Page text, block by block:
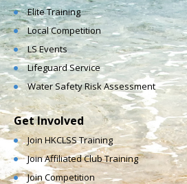
Elite Training
Local Competition
LS Events
Lifeguard Service
Water Safety Risk Assessment
Get Involved
Join HKCLSS Training
Join Affiliated Club Training
Join Competition